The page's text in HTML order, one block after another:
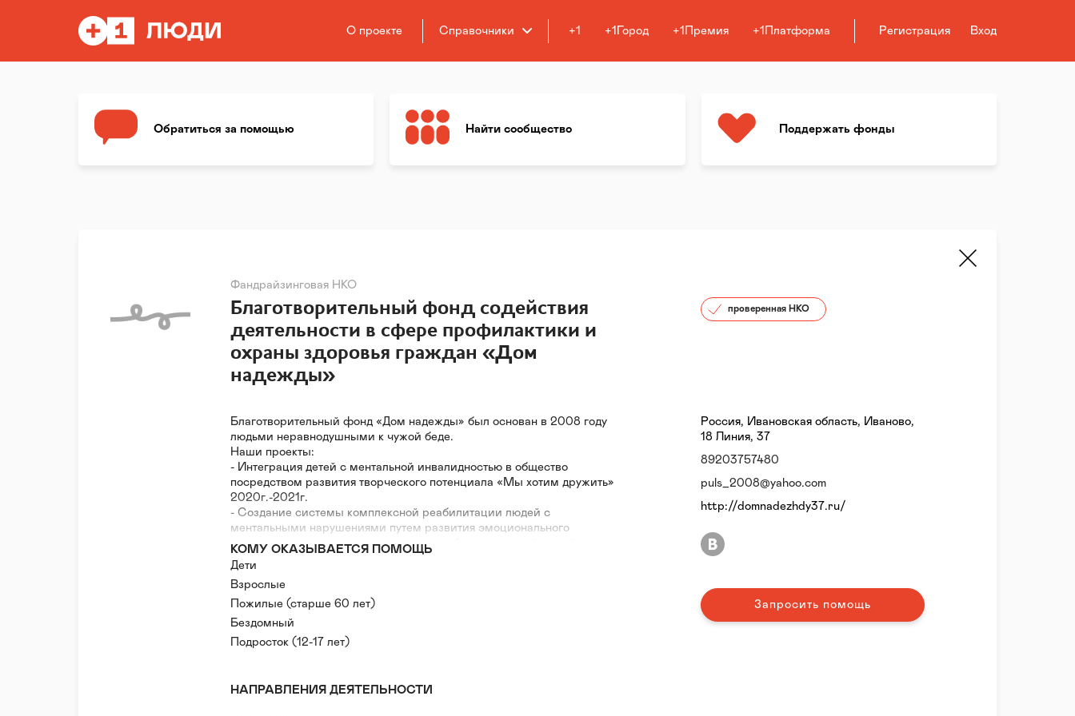
О проекте Справочники +1 +1Город +1Премия +1Платформа Регистрация Вход
Обратиться за помощью Найти сообщество Поддержать фонды
Фандрайзинговая НКО
Благотворительный фонд содействия
деятельности в сфере профилактики и
охраны здоровья граждан «Дом
надежды»
проверенная НКО
Благотворительный фонд «Дом надежды» был основан в 2008 году
людьми неравнодушными к чужой беде.
Наши проекты:
- Интеграция детей с ментальной инвалидностью в общество
посредством развития творческого потенциала «Мы хотим дружить»
2020г.-2021г.
- Создание системы комплексной реабилитации людей с
ментальными нарушениями путем развития эмоционального
интеллекта, вовлечение их в единое сообщество людей, содействие
процессу их социализации 2020г.
- Создание центра дневного пребывания для людей с ограниченными
возможностями здоровья, имеющими ментальные отклонения
«Вместе мы удержим небо» 2018г.-2019г.
- Создание центра поддержки и социального сопровождения для
людей с психическими расстройствами и расстройствами поведения
(включая расстройства аутистического спектра) в возрасте от 18 до
наркотики
КОМУ ОКАЗЫВАЕТСЯ ПОМОЩЬ
Дети
Взрослые
Пожилые (старше 60 лет)
Бездомный
Подросток (12-17 лет)
НАПРАВЛЕНИЯ ДЕЯТЕЛЬНОСТИ
Россия, Ивановская область, Иваново,
18 Линия, 37
89203757480
puls_2008@yahoo.com
http://domnadezhdy37.ru/
Запросить помощь